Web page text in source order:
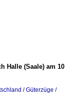
Halle (Saale) am 10
/ Güterzüge /